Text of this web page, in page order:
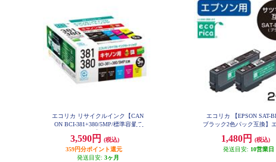
エコリカ リサイクルインク【CAN
ON BCI-381+380/5MP/標準容量/5
3,590円
(税込)
359円分ポイント還元
発送目安: 3ヶ月
エコリカ 【EPSON SAT-
ブラック2色パック互換】
1,480円
(税込)
発送目安: 10営業日